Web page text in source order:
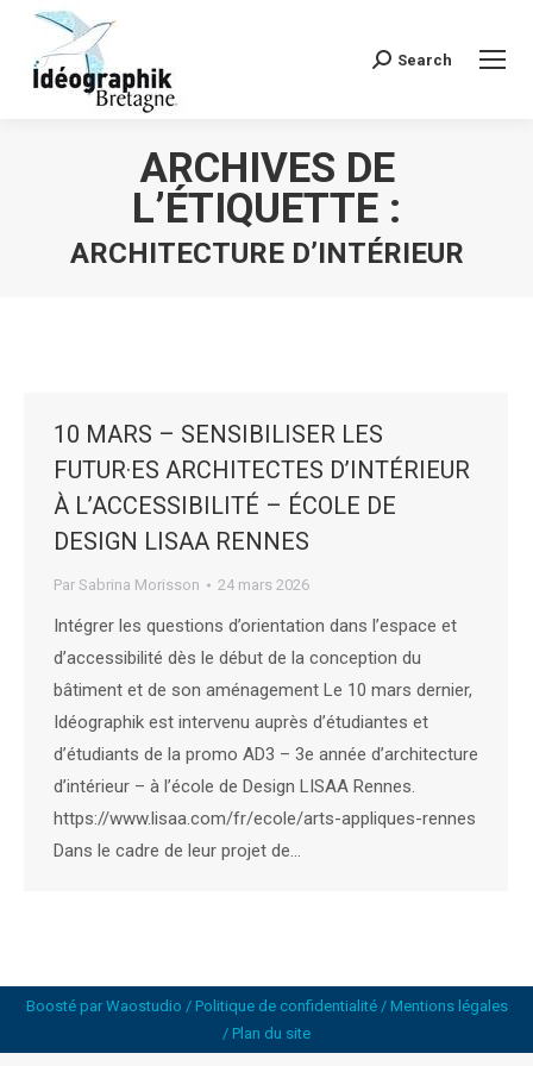
Recherche
Search
ARCHIVES DE
L’ÉTIQUETTE :
ARCHITECTURE D’INTÉRIEUR
10 MARS – SENSIBILISER LES
FUTUR·ES ARCHITECTES D’INTÉRIEUR
À L’ACCESSIBILITÉ – ÉCOLE DE
DESIGN LISAA RENNES
Par Sabrina Morisson 24 mars 2026
Intégrer les questions d’orientation dans l’espace et
d’accessibilité dès le début de la conception du
bâtiment et de son aménagement Le 10 mars dernier,
Idéographik est intervenu auprès d’étudiantes et
d’étudiants de la promo AD3 – 3e année d’architecture
d’intérieur – à l’école de Design LISAA Rennes.
https://www.lisaa.com/fr/ecole/arts-appliques-rennes
Dans le cadre de leur projet de…
Boosté par Waostudio / Politique de confidentialité/ Mentions légales
/ Plan du site